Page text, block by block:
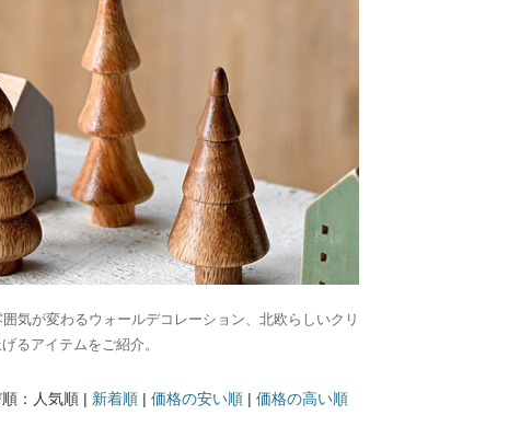
気が変わるウォールデコレーション、北欧らしいクリ
るアイテムをご紹介。
： 人気順 | 新着順 | 価格の安い順 | 価格の高い順